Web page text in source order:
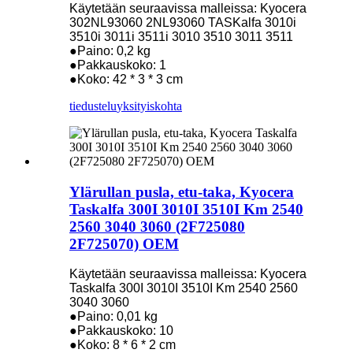
Käytetään seuraavissa malleissa: Kyocera
302NL93060 2NL93060 TASKalfa 3010i
3510i 3011i 3511i 3010 3510 3011 3511
●Paino: 0,2 kg
●Pakkauskoko: 1
●Koko: 42 * 3 * 3 cm
tiedusteluyksityiskohta
Ylärullan pusla, etu-taka, Kyocera
Taskalfa 300I 3010I 3510I Km 2540
2560 3040 3060 (2F725080
2F725070) OEM
Käytetään seuraavissa malleissa: Kyocera
Taskalfa 300I 3010I 3510I Km 2540 2560
3040 3060
●Paino: 0,01 kg
●Pakkauskoko: 10
●Koko: 8 * 6 * 2 cm